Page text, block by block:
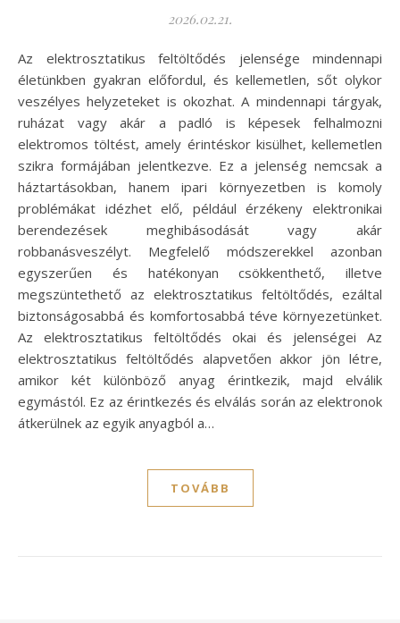
2026.02.21.
Az elektrosztatikus feltöltődés jelensége mindennapi
életünkben gyakran előfordul, és kellemetlen, sőt olykor
veszélyes helyzeteket is okozhat. A mindennapi tárgyak,
ruházat vagy akár a padló is képesek felhalmozni
elektromos töltést, amely érintéskor kisülhet, kellemetlen
szikra formájában jelentkezve. Ez a jelenség nemcsak a
háztartásokban, hanem ipari környezetben is komoly
problémákat idézhet elő, például érzékeny elektronikai
berendezések meghibásodását vagy akár
robbanásveszélyt. Megfelelő módszerekkel azonban
egyszerűen és hatékonyan csökkenthető, illetve
megszüntethető az elektrosztatikus feltöltődés, ezáltal
biztonságosabbá és komfortosabbá téve környezetünket.
Az elektrosztatikus feltöltődés okai és jelenségei Az
elektrosztatikus feltöltődés alapvetően akkor jön létre,
amikor két különböző anyag érintkezik, majd elválik
egymástól. Ez az érintkezés és elválás során az elektronok
átkerülnek az egyik anyagból a…
TOVÁBB